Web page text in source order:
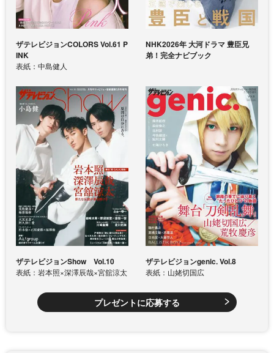
ザテレビジョンCOLORS Vol.61 P
INK
表紙：中島健人
NHK2026年 大河ドラマ 豊臣兄
弟！完全ナビブック
ザテレビジョンShow Vol.10
表紙：岩本照×深澤辰哉×宮舘涼太
ザテレビジョンgenic. Vol.8
表紙：山姥切国広
プレゼントに応募する